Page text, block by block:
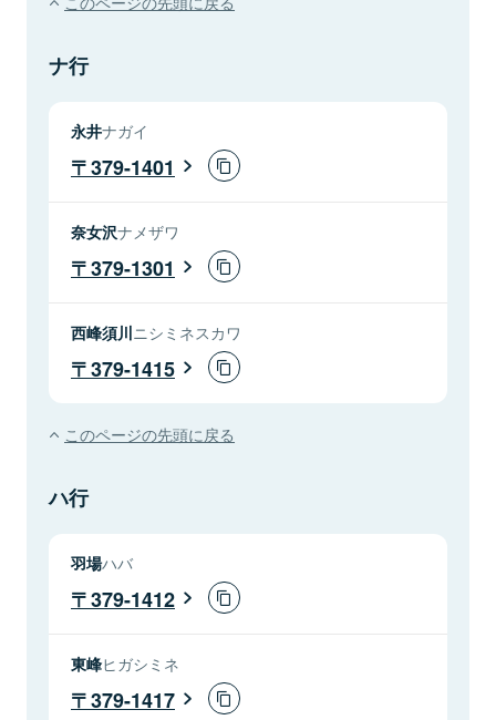
ナ行
永井ナガイ
379-1401
奈女沢ナメザワ
379-1301
西峰須川ニシミネスカワ
379-1415
このページの先頭に戻る
ハ行
羽場ハバ
379-1412
東峰ヒガシミネ
379-1417